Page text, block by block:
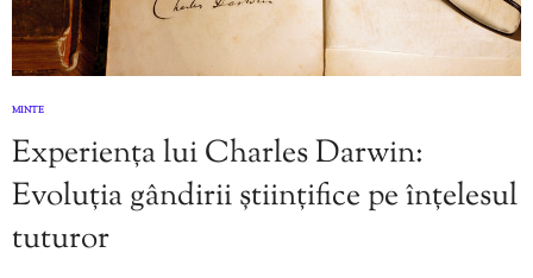
MINTE
Experiența lui Charles Darwin:
Evoluția gândirii științifice pe înțelesul
tuturor